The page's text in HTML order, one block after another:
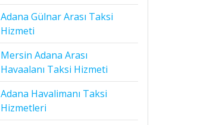
Adana Gülnar Arası Taksi
Hizmeti
Mersin Adana Arası
Havaalanı Taksi Hizmeti
Adana Havalimanı Taksi
Hizmetleri